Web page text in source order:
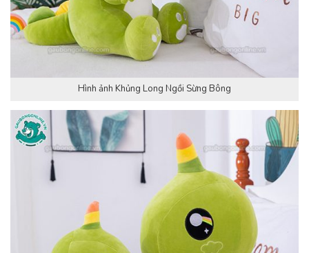
Hình ảnh Khủng Long Ngồi Sừng Bông